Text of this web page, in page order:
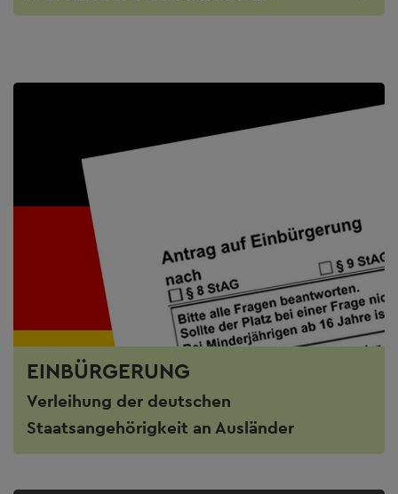
EINBÜRGERUNG
Verleihung der deutschen
Staatsangehörigkeit an Ausländer